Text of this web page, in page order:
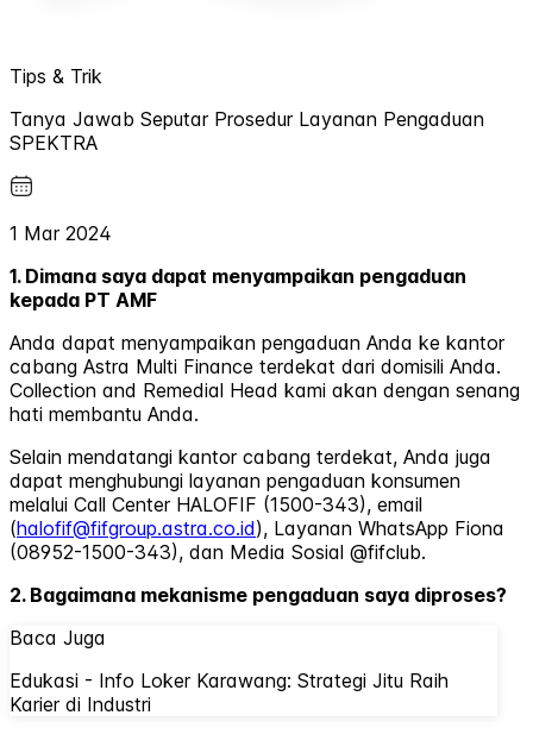
Tips & Trik
Tanya Jawab Seputar Prosedur Layanan Pengaduan
SPEKTRA
1 Mar 2024
1. Dimana saya dapat menyampaikan pengaduan
kepada PT AMF
Anda dapat menyampaikan pengaduan Anda ke kantor
cabang Astra Multi Finance terdekat dari domisili Anda.
Collection and Remedial Head kami akan dengan senang
hati membantu Anda.
Selain mendatangi kantor cabang terdekat, Anda juga
dapat menghubungi layanan pengaduan konsumen
melalui Call Center HALOFIF (1500-343), email
(halofif@fifgroup.astra.co.id), Layanan WhatsApp Fiona
(08952-1500-343), dan Media Sosial @fifclub.
2. Bagaimana mekanisme pengaduan saya diproses?
Baca Juga
Edukasi - Info Loker Karawang: Strategi Jitu Raih
Karier di Industri